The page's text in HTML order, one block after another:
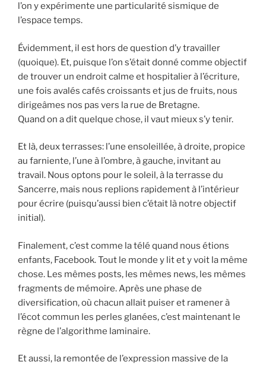
l’on y expérimente une particularité sismique de
l’espace temps.
Évidemment, il est hors de question d’y travailler
(quoique). Et, puisque l’on s’était donné comme objectif
de trouver un endroit calme et hospitalier à l’écriture,
une fois avalés cafés croissants et jus de fruits, nous
dirigeâmes nos pas vers la rue de Bretagne.
Quand on a dit quelque chose, il vaut mieux s’y tenir.
Et là, deux terrasses: l’une ensoleillée, à droite, propice
au farniente, l’une à l’ombre, à gauche, invitant au
travail. Nous optons pour le soleil, à la terrasse du
Sancerre, mais nous replions rapidement à l’intérieur
pour écrire (puisqu’aussi bien c’était là notre objectif
initial).
Finalement, c’est comme la télé quand nous étions
enfants, Facebook. Tout le monde y lit et y voit la même
chose. Les mêmes posts, les mêmes news, les mêmes
fragments de mémoire. Après une phase de
diversification, où chacun allait puiser et ramener à
l’écot commun les perles glanées, c’est maintenant le
règne de l’algorithme laminaire.
Et aussi, la remontée de l’expression massive de la